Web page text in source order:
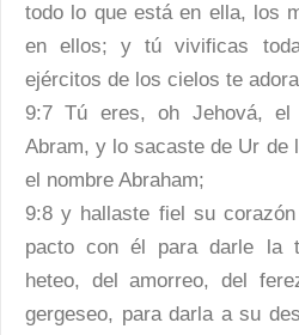
todo lo que está en ella, los
en ellos; y tú vivificas
ejércitos de los cielos te
9:7 Tú eres, oh Jehová,
Abram, y lo sacaste de Ur de
el nombre Abraham;
9:8 y hallaste fiel su
pacto con él para darle la
heteo, del amorreo, del
gergeseo, para darla a su